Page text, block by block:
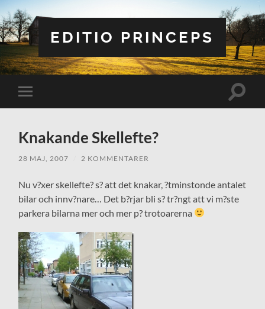
EDITIO PRINCEPS
Slå
på/av
Slå
Knakande Skellefte?
28 MAJ, 2007 2 KOMMENTARER
Nu v?xer skellefte? s? att det knakar, ?tminstonde antalet
bilar och innv?nare… Det b?rjar bli s? tr?ngt att vi m?ste
parkera bilarna mer och mer p? trotoarerna